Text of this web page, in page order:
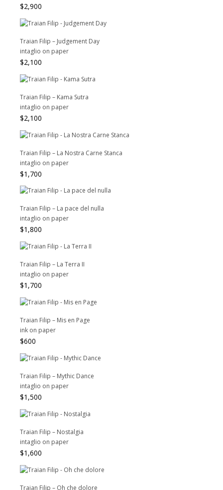
$2,900
Traian Filip – Judgement Day
intaglio on paper
$2,100
Traian Filip – Kama Sutra
intaglio on paper
$2,100
Traian Filip – La Nostra Carne Stanca
intaglio on paper
$1,700
Traian Filip – La pace del nulla
intaglio on paper
$1,800
Traian Filip – La Terra II
intaglio on paper
$1,700
Traian Filip – Mis en Page
ink on paper
$600
Traian Filip – Mythic Dance
intaglio on paper
$1,500
Traian Filip – Nostalgia
intaglio on paper
$1,600
Traian Filip – Oh che dolore